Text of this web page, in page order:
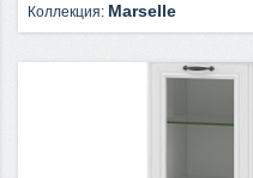
Коллекция: Marselle